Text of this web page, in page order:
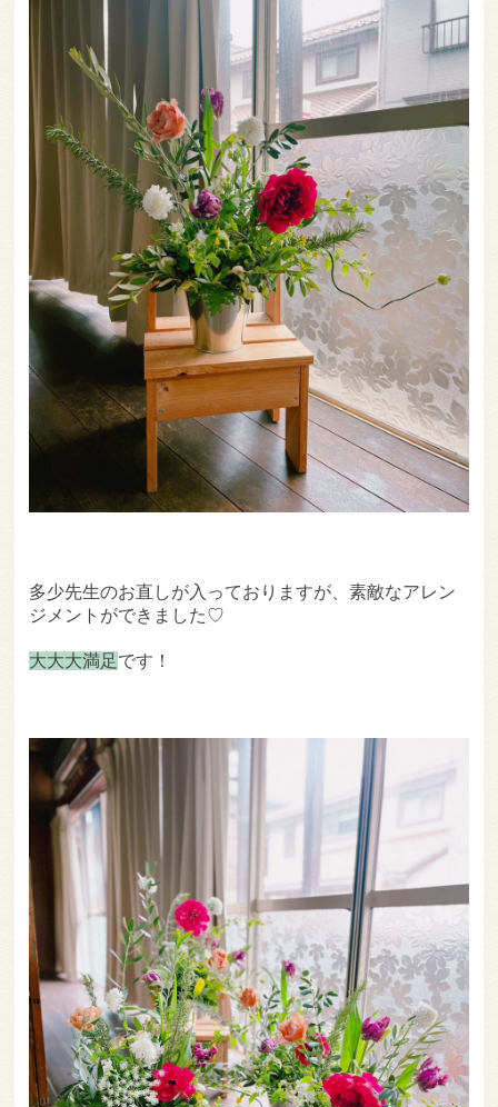
多少先生のお直しが入っておりますが、素敵なアレン
ジメントができました♡
大大大満足です！